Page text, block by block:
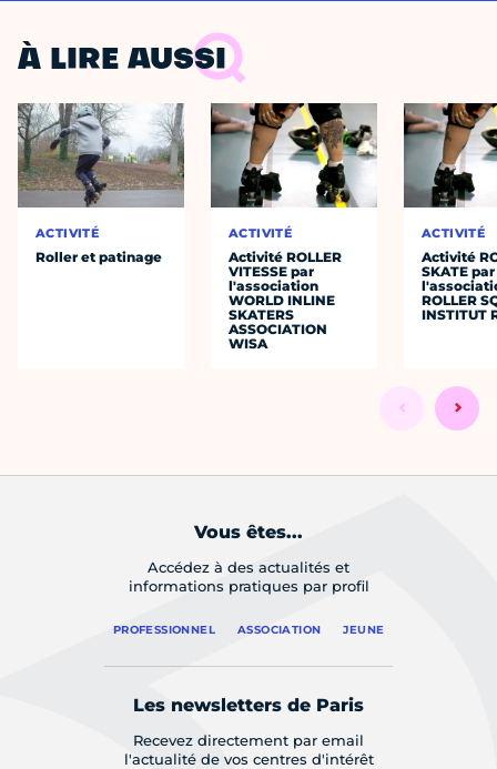
À LIRE AUSSI
ACTIVITÉ
Roller et patinage
ACTIVITÉ
Activité ROLLER
VITESSE par
l'association
WORLD INLINE
SKATERS
ASSOCIATION
WISA
ACTIVITÉ
Activité
SKATE par
ROLLER
INSTITUT
Vous êtes...
Accédez à des actualités et
informations pratiques par profil
PROFESSIONNEL ASSOCIATION JEUNE
Les newsletters de Paris
Recevez directement par email
l'actualité de vos centres d'intérêt